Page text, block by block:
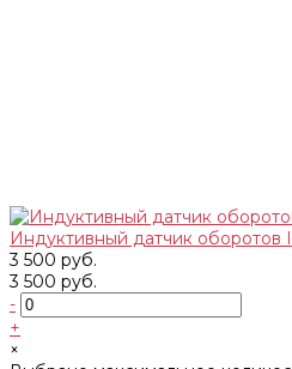
Индуктивный датчик оборотов
3 500 руб.
3 500 руб.
-
+
×